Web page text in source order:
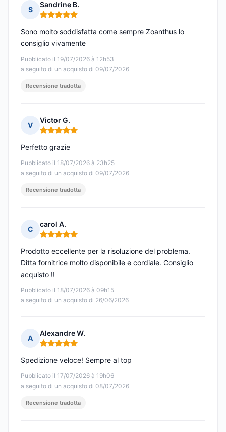
S
Sandrine B.
Nota: 5 su 5
Pubblicato il 19/07/2026 à 12h53
a seguito di un acquisto di 09/07/2026
Sono molto soddisfatta come sempre Zoanthus lo
consiglio vivamente
Recensione tradotta
V
Victor G.
Nota: 5 su 5
Pubblicato il 18/07/2026 à 23h25
a seguito di un acquisto di 09/07/2026
Perfetto grazie
Recensione tradotta
C
carol A.
Nota: 5 su 5
Pubblicato il 18/07/2026 à 09h15
a seguito di un acquisto di 26/06/2026
Prodotto eccellente per la risoluzione del problema.
Ditta fornitrice molto disponibile e cordiale. Consiglio
acquisto !!
A
Alexandre W.
Nota: 5 su 5
Pubblicato il 17/07/2026 à 19h06
a seguito di un acquisto di 08/07/2026
Spedizione veloce! Sempre al top
Recensione tradotta